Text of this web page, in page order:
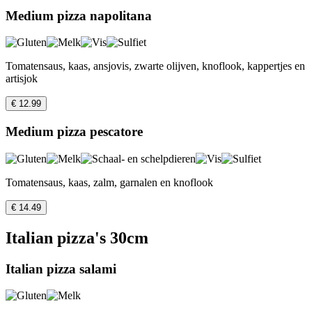
Medium pizza napolitana
Tomatensaus, kaas, ansjovis, zwarte olijven, knoflook, kappertjes en
artisjok
€ 12.99
Medium pizza pescatore
Tomatensaus, kaas, zalm, garnalen en knoflook
€ 14.49
Italian pizza's 30cm
Italian pizza salami